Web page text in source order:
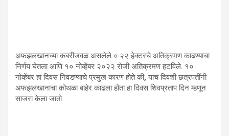
अफझलखानच्या कबरीजवळ असलेले ०.२२ हेक्टरचे अतिक्रमण काढण्याचा
निर्णय घेतला आणि १० नोव्हेंबर २०२२ रोजी अतिक्रमण हटविले. १०
नोव्हेंबर हा दिवस निवडण्याचे प्रमुख कारण होते की,याच दिवशी छत्रपतींनी
अफझलखानाचा कोथळा बाहेर काढला होता हा दिवस शिवप्रताप दिन म्‍हणून
साजरा केला जातो.